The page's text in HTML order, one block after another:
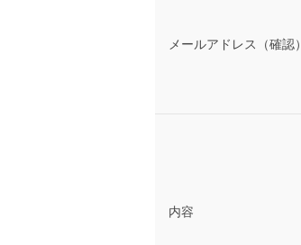
メールアドレス（確認）
内容